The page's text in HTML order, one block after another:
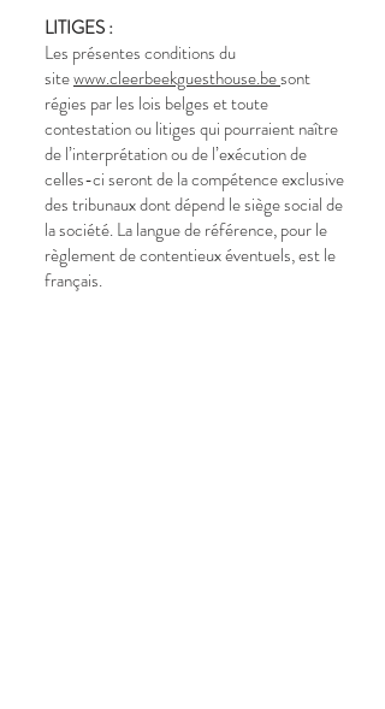
LITIGES :
Les présentes conditions du
sitewww.cleerbeekguesthouse.besont
régies par les lois belges et toute
contestation ou litiges qui pourraient naître
de l’interprétation ou de l’exécution de
celles-ci seront de la compétence exclusive
des tribunaux dont dépend le siège social de
la société. La langue de référence, pour le
règlement de contentieux éventuels, est le
français.